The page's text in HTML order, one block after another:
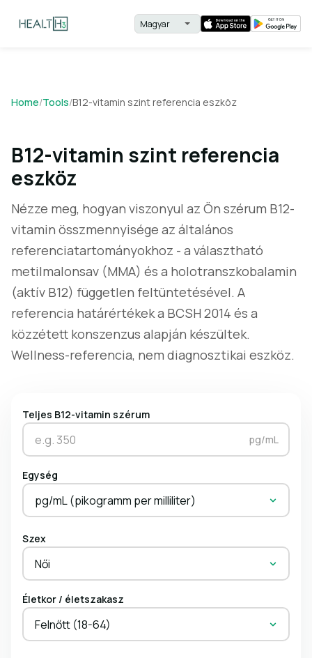
Home/Tools/B12-vitamin szint referencia eszköz
B12-vitamin szint referencia
eszköz
Nézze meg, hogyan viszonyul az Ön szérum B12-
vitamin összmennyisége az általános
referenciatartományokhoz - a választható
metilmalonsav (MMA) és a holotranszkobalamin
(aktív B12) független feltüntetésével. A
referencia határértékek a BCSH 2014 és a
közzétett konszenzus alapján készültek.
Wellness-referencia, nem diagnosztikai eszköz.
Teljes B12-vitamin szérum
pg/mL
Egység
pg/mL (pikogramm per milliliter)
Szex
Női
Életkor / életszakasz
Felnőtt (18-64)